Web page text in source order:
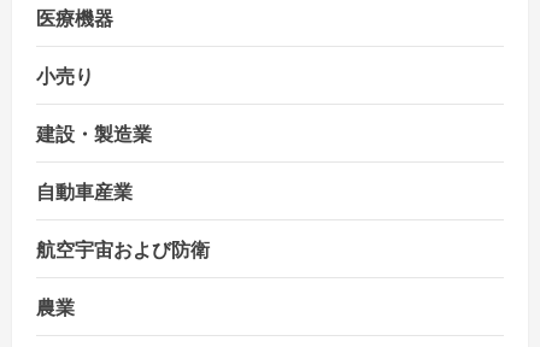
医療機器
小売り
建設・製造業
自動車産業
航空宇宙および防衛
農業